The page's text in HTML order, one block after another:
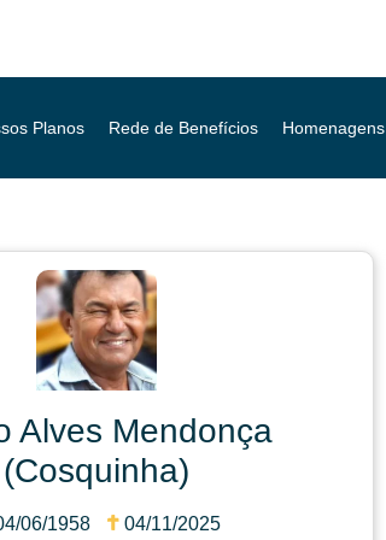
Planos Rede de Benefícios Homenagens
Alves Mendonça
(Cosquinha)
06/1958 04/11/2025